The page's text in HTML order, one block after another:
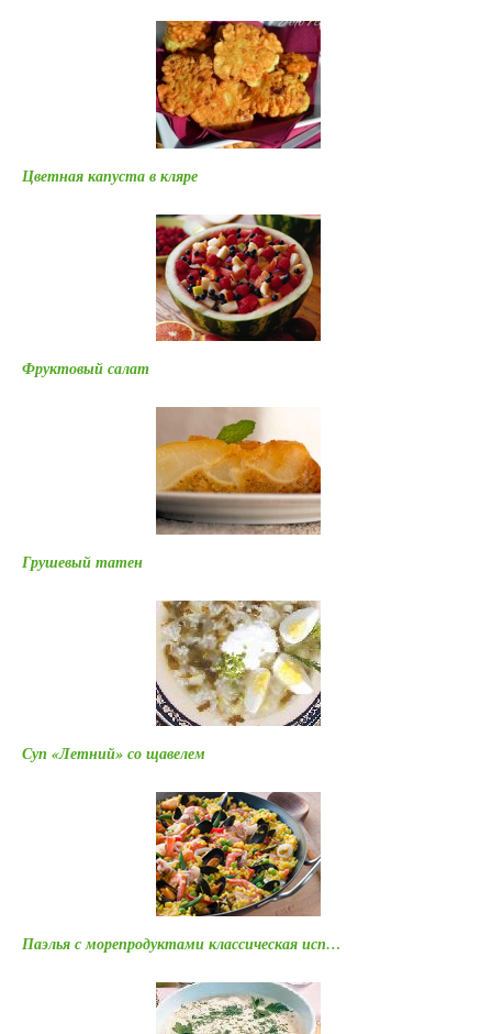
Цветная капуста в кляре
Фруктовый салат
Грушевый татен
Суп «Летний» со щавелем
Паэлья с морепродуктами классическая исп…